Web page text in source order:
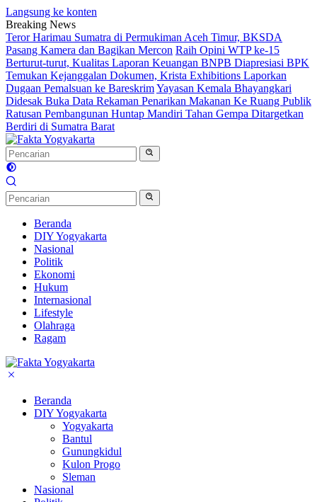
Langsung ke konten
Breaking News
Teror Harimau Sumatra di Permukiman Aceh Timur, BKSDA
Pasang Kamera dan Bagikan Mercon Raih Opini WTP ke-15
Berturut-turut, Kualitas Laporan Keuangan BNPB Diapresiasi BPK
Temukan Kejanggalan Dokumen, Krista Exhibitions Laporkan
Dugaan Pemalsuan ke BareskrimYayasan Kemala Bhayangkari
Didesak Buka Data Rekaman Penarikan Makanan Ke Ruang Publik
Ratusan Pembangunan Huntap Mandiri Tahan Gempa Ditargetkan
Berdiri di Sumatra Barat
Beranda
DIY Yogyakarta
Nasional
Politik
Ekonomi
Hukum
Internasional
Lifestyle
Olahraga
Ragam
Beranda
DIY Yogyakarta
Yogyakarta
Bantul
Gunungkidul
Kulon Progo
Sleman
Nasional